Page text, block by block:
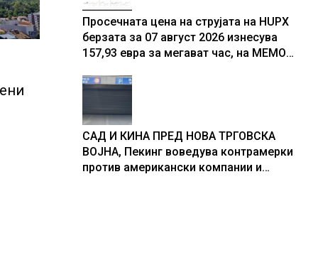
Просечната цена на струјата на HUPX
берзата за 07 август 2026 изнесува
157,93 евра за мегават час, на МЕМО
САД И КИНА ПРЕД НОВА ТРГОВСКА
ВОЈНА, Пекинг воведува контрамерки
против американски компании и